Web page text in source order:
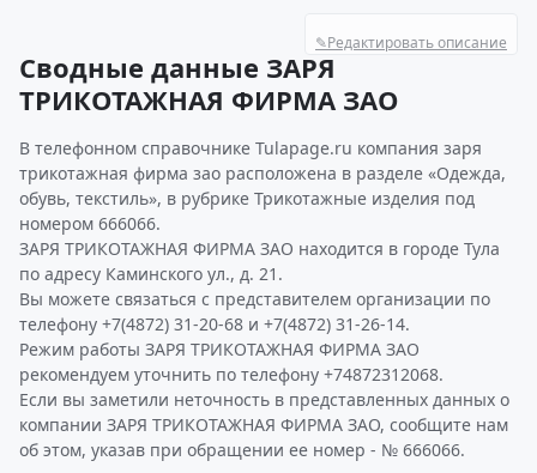
✎Редактировать описание
Сводные данные ЗАРЯ
ТРИКОТАЖНАЯ ФИРМА ЗАО
В телефонном справочнике Tulapage.ru компания заря
трикотажная фирма зао расположена в разделе «Одежда,
обувь, текстиль», в рубрике Трикотажные изделия под
номером 666066.
ЗАРЯ ТРИКОТАЖНАЯ ФИРМА ЗАО находится в городе Тула
по адресу Каминского ул., д. 21.
Вы можете связаться с представителем организации по
телефону +7(4872) 31-20-68 и +7(4872) 31-26-14.
Режим работы ЗАРЯ ТРИКОТАЖНАЯ ФИРМА ЗАО
рекомендуем уточнить по телефону +74872312068.
Если вы заметили неточность в представленных данных о
компании ЗАРЯ ТРИКОТАЖНАЯ ФИРМА ЗАО, сообщите нам
об этом, указав при обращении ее номер - № 666066.